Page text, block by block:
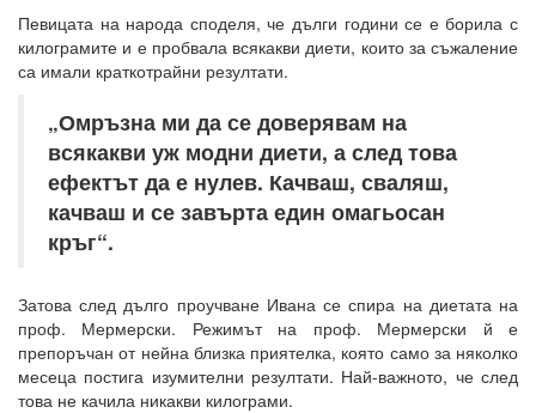
Певицата на народа споделя, че дълги години се е борила с
килограмите и е пробвала всякакви диети, които за съжаление
са имали краткотрайни резултати.
„Омръзна ми да се доверявам на
всякакви уж модни диети, а след това
ефектът да е нулев. Качваш, сваляш,
качваш и се завърта един омагьосан
кръг“.
Затова след дълго проучване Ивана се спира на диетата на
проф. Мермерски. Режимът на проф. Мермерски й е
препоръчан от нейна близка приятелка, която само за няколко
месеца постига изумителни резултати. Най-важното, че след
това не качила никакви килограми.